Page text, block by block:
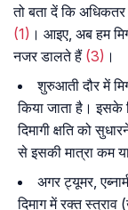
तो बता दें कि
(1) । आइए, अब हम
नजर डालते हैं (3) ।
शुरुआती दौर में
किया जाता है।
दिमागी क्षति को
से इसकी मात्रा कम
अगर ट्यूमर,
दिमाग में रक्त स्त्राव